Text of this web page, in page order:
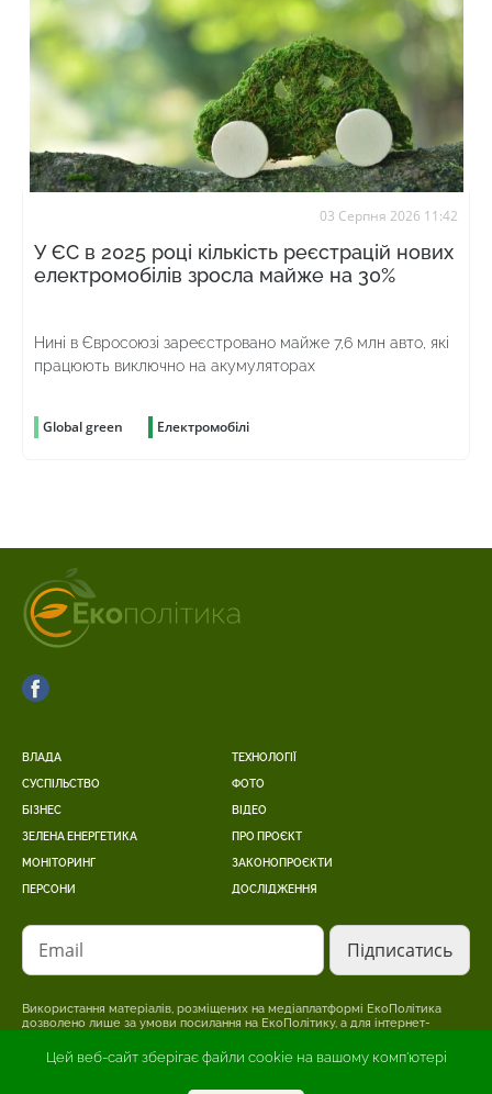
Цей веб-сайт зберігає файли cookie на вашому комп'ютері
03 Серпня 2026 11:42
У ЄС в 2025 році кількість реєстрацій нових
електромобілів зросла майже на 30%
Нині в Євросоюзі зареєстровано майже 7,6 млн авто, які
працюють виключно на акумуляторах
Global green Електромобілі
ВЛАДА
СУСПІЛЬСТВО
БІЗНЕС
ЗЕЛЕНА ЕНЕРГЕТИКА
МОНІТОРИНГ
ПЕРСОНИ
ТЕХНОЛОГІЇ
ФОТО
ВІДЕО
ПРО ПРОЄКТ
ЗАКОНОПРОЄКТИ
ДОСЛІДЖЕННЯ
Email
Використання матеріалів, розміщених на медіаплатформі ЕкоПолітика
дозволено лише за умови посилання на ЕкоПолітику, а для інтернет-
гіперпосилання на сторінку, де розміщено оригінальний матеріал.